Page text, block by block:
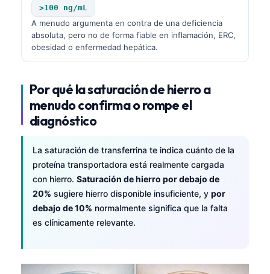
>100 ng/mL
A menudo argumenta en contra de una deficiencia
absoluta, pero no de forma fiable en inflamación, ERC,
obesidad o enfermedad hepática.
Por qué la saturación de hierro a
menudo confirma o rompe el
diagnóstico
La saturación de transferrina te indica cuánto de la
proteína transportadora está realmente cargada
con hierro. Saturación de hierro por debajo de
20% sugiere hierro disponible insuficiente, y por
debajo de 10% normalmente significa que la falta
es clínicamente relevante.